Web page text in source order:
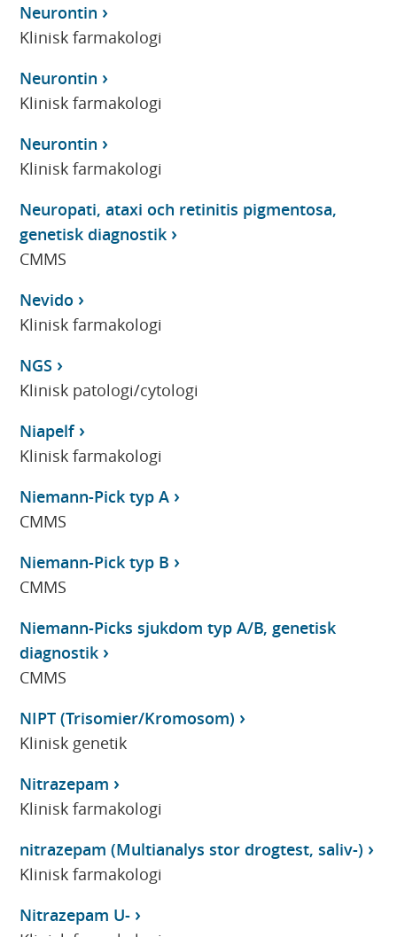
Neurontin
Klinisk farmakologi
Neurontin
Klinisk farmakologi
Neurontin
Klinisk farmakologi
Neuropati, ataxi och retinitis pigmentosa,
genetisk diagnostik
CMMS
Nevido
Klinisk farmakologi
NGS
Klinisk patologi/cytologi
Niapelf
Klinisk farmakologi
Niemann-Pick typ A
CMMS
Niemann-Pick typ B
CMMS
Niemann-Picks sjukdom typ A/B, genetisk
diagnostik
CMMS
NIPT (Trisomier/Kromosom)
Klinisk genetik
Nitrazepam
Klinisk farmakologi
nitrazepam (Multianalys stor drogtest, saliv-)
Klinisk farmakologi
Nitrazepam U-